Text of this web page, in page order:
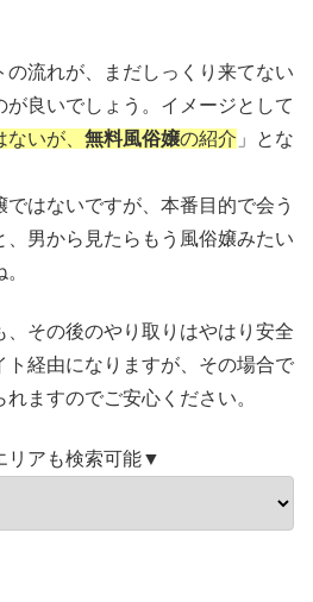
流れが、まだしっくり来てない
が良いでしょう。イメージとして
いが、 無料風俗嬢の紹介 」とな
ではないですが、本番目的で会う
、男から見たらもう風俗嬢みたい
その後のやり取りはやはり安全
ト経由になりますが、その場合で
れますのでご安心ください。
リアも検索可能▼